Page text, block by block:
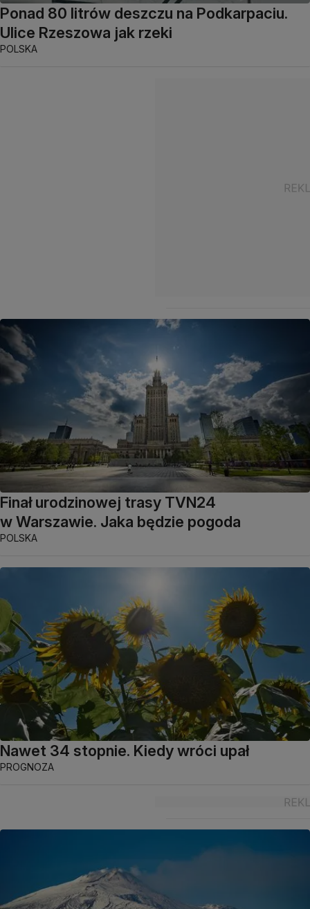
Ponad 80 litrów deszczu na Podkarpaciu.
Ulice Rzeszowa jak rzeki
POLSKA
Finał urodzinowej trasy TVN24
w Warszawie. Jaka będzie pogoda
POLSKA
Nawet 34 stopnie. Kiedy wróci upał
PROGNOZA